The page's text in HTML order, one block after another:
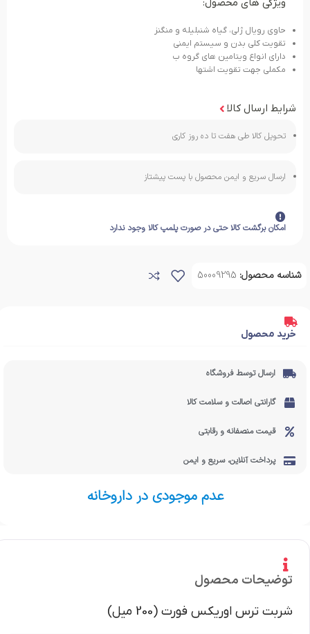
ویژگی های محصول:
حاوی رویال ژلی، گیاه شنبلیله و منگنز
تقویت کلی بدن و سیستم ایمنی
دارای انواع ویتامین های گروه ب
مکملی جهت تقویت اشتها
شرایط ارسال کالا
تحویل کالا طی هفت تا ده روز کاری
ارسال سریع و ایمن محصول با پست پیشتاز
امکان برگشت کالا حتی در صورت پلمپ کالا وجود ندارد
شناسه محصول: 50009295
خرید محصول
ارسال توسط فروشگاه
گارانتی اصالت و سلامت کالا
قیمت منصفانه و رقابتی
پرداخت آنلاین، سریع و ایمن
عدم موجودی در داروخانه
توضیحات محصول
شربت ترس اوریکس فورت (200 میل)